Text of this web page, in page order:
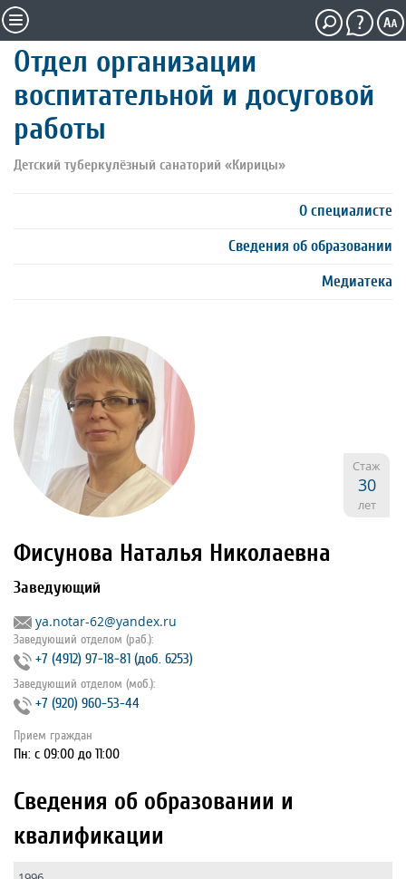
Отдел организации
воспитательной и досуговой
работы
Детский туберкулёзный санаторий «Кирицы»
О специалисте
Сведения об образовании
Медиатека
Стаж
30
лет
Фисунова Наталья Николаевна
Заведующий
ya.notar-62@yandex.ru
Заведующий отделом (раб.):
+7 (4912) 97‐18‐81 (доб. 6253)
Заведующий отделом (моб.):
+7 (920) 960-53-44
Прием граждан
Пн: с 09:00 до 11:00
Сведения об образовании и
квалификации